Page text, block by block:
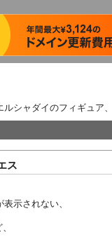
シャダイのフィギュア
ス
示されない、